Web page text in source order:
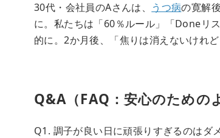
30代・会社員のAさんは、 うつ病の寛解
に。私たちは「60％ルール」「Doneリ
的に。2か月後、「焦りは消えないけれ
Q&A（FAQ：安心のための
Q1. 調子が良い日に頑張りすぎるのはダ